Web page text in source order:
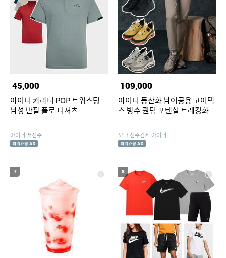
45,000
아이더 카라티 POP 트위스팅
남성 반팔 폴로 티셔츠
아이더 서전주
109,000
아이더 등산화 남여공용 고어텍
스 방수 퀀텀 포텐셜 트레킹화
모다 전주김제 아이더
7 8